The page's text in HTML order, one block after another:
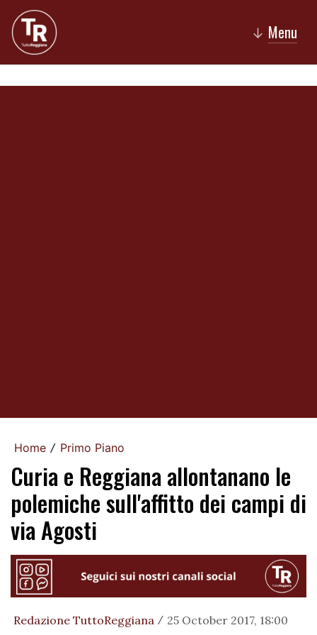
↓ Menu
Home / Primo Piano
Curia e Reggiana allontanano le
polemiche sull'affitto dei campi di
via Agosti
Redazione TuttoReggiana / 25 October 2017, 18:00